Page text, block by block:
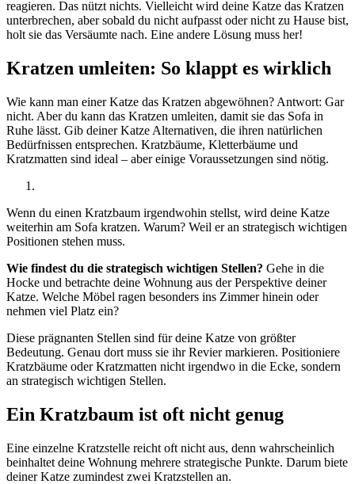
reagieren. Das nützt nichts. Vielleicht wird deine Katze das Kratzen
unterbrechen, aber sobald du nicht aufpasst oder nicht zu Hause bist,
holt sie das Versäumte nach. Eine andere Lösung muss her!
Kratzen umleiten: So klappt es wirklich
Wie kann man einer Katze das Kratzen abgewöhnen? Antwort: Gar
nicht. Aber du kann das Kratzen umleiten, damit sie das Sofa in
Ruhe lässt. Gib deiner Katze Alternativen, die ihren natürlichen
Bedürfnissen entsprechen. Kratzbäume, Kletterbäume und
Kratzmatten sind ideal – aber einige Voraussetzungen sind nötig.
Wenn du einen Kratzbaum irgendwohin stellst, wird deine Katze
weiterhin am Sofa kratzen. Warum? Weil er an strategisch wichtigen
Positionen stehen muss.
Wie findest du die strategisch wichtigen Stellen? Gehe in die
Hocke und betrachte deine Wohnung aus der Perspektive deiner
Katze. Welche Möbel ragen besonders ins Zimmer hinein oder
nehmen viel Platz ein?
Diese prägnanten Stellen sind für deine Katze von größter
Bedeutung. Genau dort muss sie ihr Revier markieren. Positioniere
Kratzbäume oder Kratzmatten nicht irgendwo in die Ecke, sondern
an strategisch wichtigen Stellen.
Ein Kratzbaum ist oft nicht genug
Eine einzelne Kratzstelle reicht oft nicht aus, denn wahrscheinlich
beinhaltet deine Wohnung mehrere strategische Punkte. Darum biete
deiner Katze zumindest zwei Kratzstellen an.